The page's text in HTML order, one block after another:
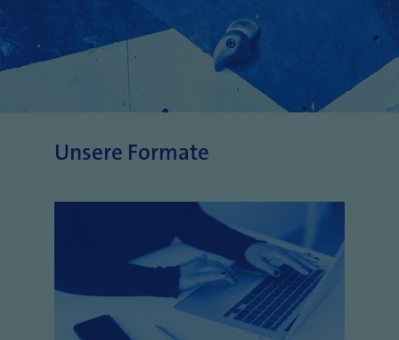
Unsere Formate